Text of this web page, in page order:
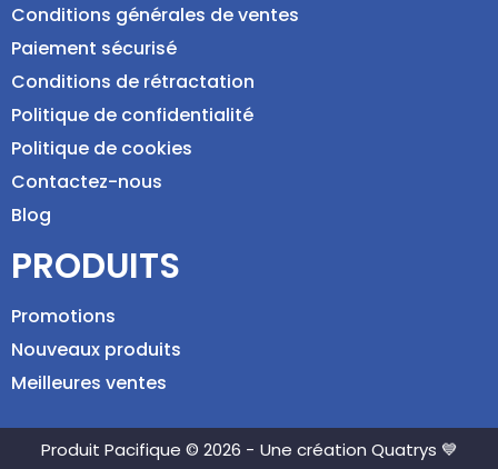
Conditions générales de ventes
Paiement sécurisé
Conditions de rétractation
Politique de confidentialité
Politique de cookies
Contactez-nous
Blog
PRODUITS
Promotions
Nouveaux produits
Meilleures ventes
Produit Pacifique © 2026 - Une création Quatrys 💙